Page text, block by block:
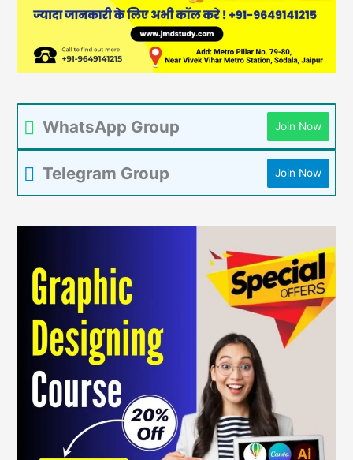
WhatsApp Group Join Now
Telegram Group Join Now